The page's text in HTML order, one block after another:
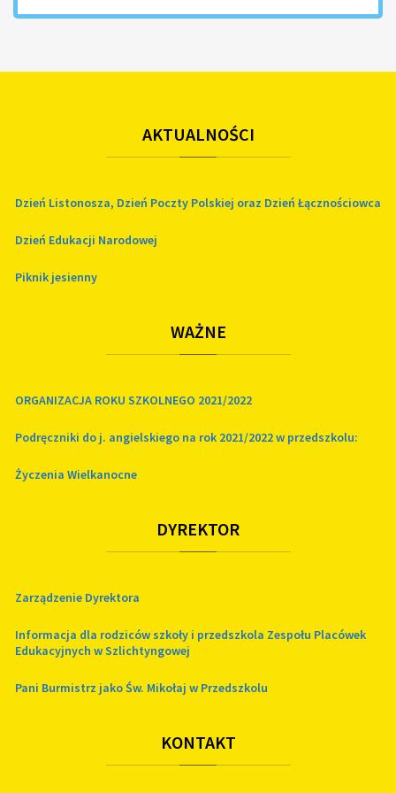
AKTUALNOŚCI
Dzień Listonosza, Dzień Poczty Polskiej oraz Dzień Łącznościowca
Dzień Edukacji Narodowej
Piknik jesienny
WAŻNE
ORGANIZACJA ROKU SZKOLNEGO 2021/2022
Podręczniki do j. angielskiego na rok 2021/2022 w przedszkolu:
Życzenia Wielkanocne
DYREKTOR
Zarządzenie Dyrektora
Informacja dla rodziców szkoły i przedszkola Zespołu Placówek
Edukacyjnych w Szlichtyngowej
Pani Burmistrz jako Św. Mikołaj w Przedszkolu
KONTAKT